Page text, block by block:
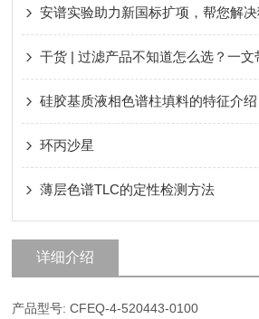
硅胶基质液相色谱柱填料的特征介绍
环丙沙星
薄层色谱TLC的定性检测方法
详细介绍
产品型号: CFEQ-4-520443-0100